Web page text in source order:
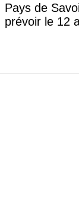
Pays de
prévoir le 12